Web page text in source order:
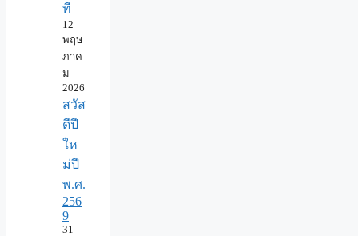
ที
12
พฤษ
ภาค
ม
2026
สวัส
ดีปี
ให
ม่ปี
พ.ศ.
256
9
31